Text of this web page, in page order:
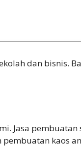
dan bisnis.
Jasa pembuatan
kaos